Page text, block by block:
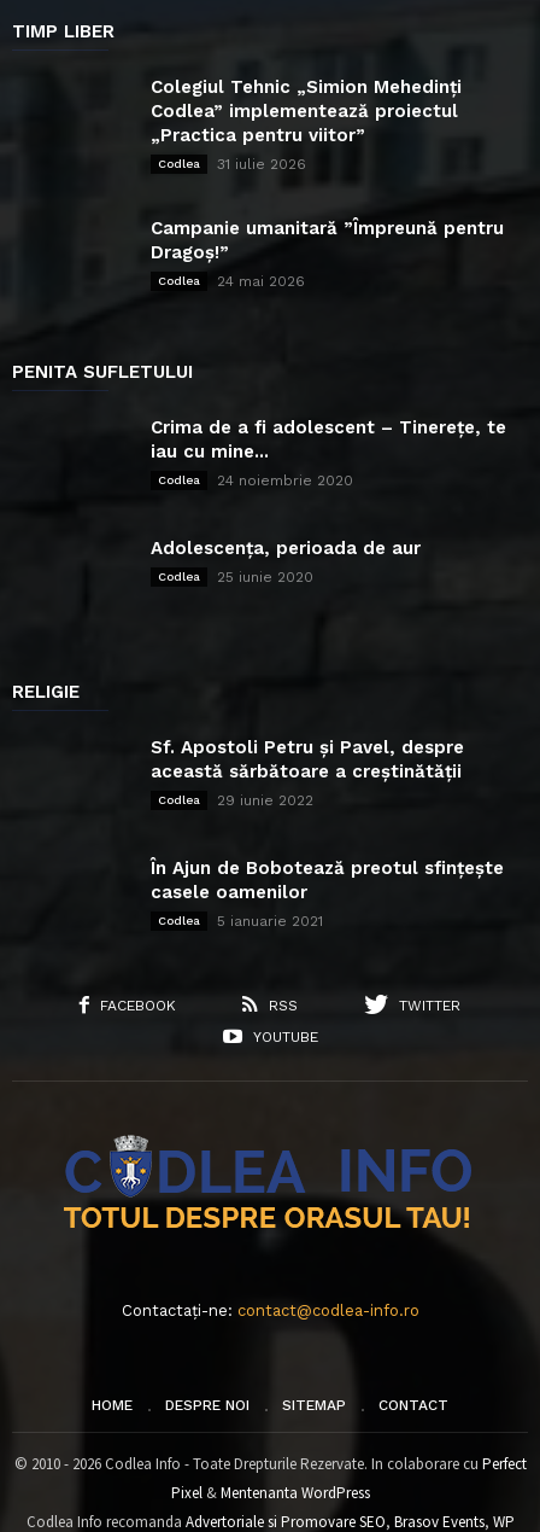
TIMP LIBER
Colegiul Tehnic „Simion Mehedinți
Codlea” implementează proiectul
„Practica pentru viitor”
Codlea 31 iulie 2026
Campanie umanitară ”Împreună pentru
Dragoș!”
Codlea 24 mai 2026
PENITA SUFLETULUI
Crima de a fi adolescent – Tinerețe, te
iau cu mine...
Codlea 24 noiembrie 2020
Adolescența, perioada de aur
Codlea 25 iunie 2020
RELIGIE
Sf. Apostoli Petru și Pavel, despre
această sărbătoare a creștinătății
Codlea 29 iunie 2022
În Ajun de Bobotează preotul sfințește
casele oamenilor
Codlea 5 ianuarie 2021
FACEBOOK RSS
TWITTER
YOUTUBE
Contactați-ne: contact@codlea-info.ro
HOME DESPRE NOI SITEMAP CONTACT
© 2010 - 2026 Codlea Info - Toate Drepturile Rezervate. In colaborare cu Perfect
Pixel&Mentenanta WordPress
Codlea Info recomanda Advertoriale si Promovare SEO, Brasov Events, WP